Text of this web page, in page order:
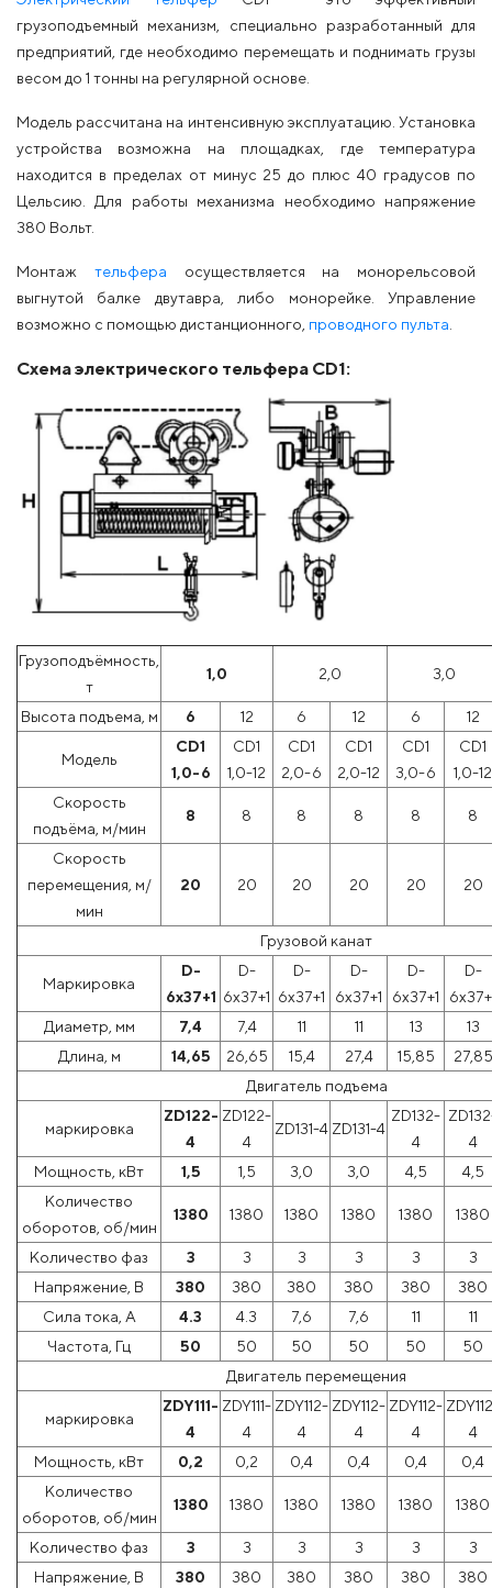
грузоподъемный механизм, специально разработанный для
предприятий, где необходимо перемещать и поднимать грузы
весом до 1 тонны на регулярной основе.
Модель рассчитана на интенсивную эксплуатацию. Установка
устройства возможна на площадках, где температура
находится в пределах от минус 25 до плюс 40 градусов по
Цельсию. Для работы механизма необходимо напряжение
380 Вольт.
Монтаж тельфера осуществляется на монорельсовой
выгнутой балке двутавра, либо монорейке. Управление
возможно с помощью дистанционного, проводного пульта
Схема электрического тельфера CD1:
Грузоподъёмность,
т
1,0 2,0 3,0
Высота подъема, м 6 12 6 12 6 12
Модель
CD1
1,0-6
CD1
1,0-12
CD1
2,0-6
CD1
2,0-12
CD1
3,0-6
CD1
1,0-12
Скорость
подъёма, м/мин
8 8 8 8 8 8
Скорость
перемещения, м/
мин
20 20 20 20 20 20
Грузовой канат
Маркировка
D-
6x37+1
D-
6x37+1
D-
6x37+1
D-
6x37+1
D-
6x37+1
D-
Диаметр, мм
7,4 7,4 11 11 13
13
Длина, м
14,65 26,65 15,4 27,4 15,85
27,85
Двигатель подъема
маркировка
ZD122-
4
ZD122-
4
ZD131-4 ZD131-4
ZD132-
4
4
Мощность, кВт
1,5 1,5 3,0 3,0 4,5
4,5
Количество
оборотов, об/мин
1380 1380 1380 1380 1380 1380
Количество фаз 3 3 3 3 3
3
Напряжение, В
380 380 380 380 380
380
Сила тока, А
4.3 4.3 7,6 7,6 11
11
Частота, Гц
50 50 50 50 50
50
Двигатель перемещения
маркировка
ZDY111-
4
ZDY111-
4
ZDY112-
4
ZDY112-
4
ZDY112-
4
4
Мощность, кВт
0,2 0,2 0,4 0,4 0,4
0,4
Количество
оборотов, об/мин
1380 1380 1380 1380 1380 1380
Количество фаз 3 3 3 3 3
3
Напряжение, В
380 380 380 380 380
380